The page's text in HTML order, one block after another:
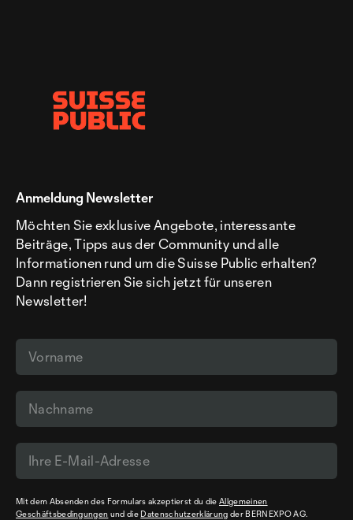
Anmeldung Newsletter
Möchten Sie exklusive Angebote, interessante
Beiträge, Tipps aus der Community und alle
Informationen rund um die Suisse Public erhalten?
Dann registrieren Sie sich jetzt für unseren
Newsletter!
Mit dem Absenden des Formulars akzeptierst du dieAllgemeinen
Geschäftsbedingungen und die Datenschutzerklärung der BERNEXPO AG.